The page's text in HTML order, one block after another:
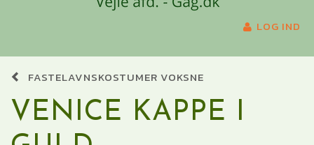
LOG IND
FASTELAVNSKOSTUMER VOKSNE
VENICE KAPPE I